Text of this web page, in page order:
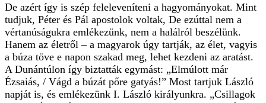
De azért így is szép feleleveníteni a hagyományokat. Mint
tudjuk, Péter és Pál apostolok voltak, De ezúttal nem a
vértanúságukra emlékezünk, nem a halálról beszélünk.
Hanem az életről – a magyarok úgy tartják, az élet, vagyis
a búza töve e napon szakad meg, lehet kezdeni az aratást.
A Dunántúlon így biztatták egymást: „Elmúlott már
Ézsaiás, / Vágd a búzát pőre gatyás!” Most tartjuk László
napját is, és emlékezünk I. László királyunkra. „Csillagok